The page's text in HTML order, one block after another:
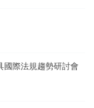
國際法規趨勢研討會